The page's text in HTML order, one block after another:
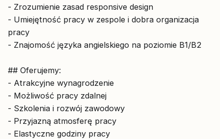
- Zrozumienie zasad responsive design
- Umiejętność pracy w zespole i dobra organizacja
pracy
- Znajomość języka angielskiego na poziomie B1/B2
## Oferujemy:
- Atrakcyjne wynagrodzenie
- Możliwość pracy zdalnej
- Szkolenia i rozwój zawodowy
- Przyjazną atmosferę pracy
- Elastyczne godziny pracy